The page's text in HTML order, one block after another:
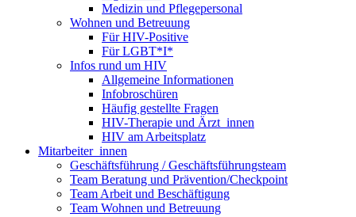
Medizin und Pflegepersonal
Wohnen und Betreuung
Für HIV-Positive
Für LGBT*I*
Infos rund um HIV
Allgemeine Informationen
Infobroschüren
Häufig gestellte Fragen
HIV-Therapie und Ärzt_innen
HIV am Arbeitsplatz
Mitarbeiter_innen
Geschäftsführung / Geschäftsführungsteam
Team Beratung und Prävention/Checkpoint
Team Arbeit und Beschäftigung
Team Wohnen und Betreuung